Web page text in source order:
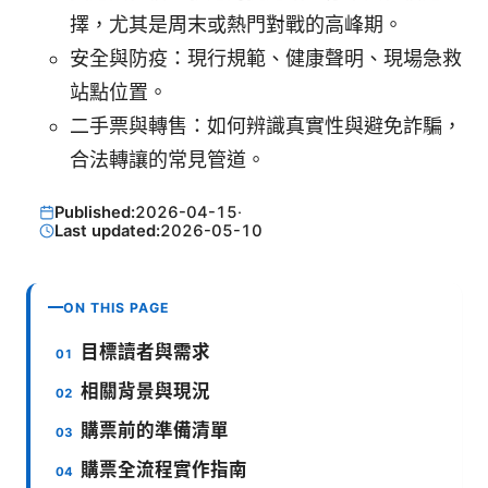
擇，尤其是周末或熱門對戰的高峰期。
安全與防疫：現行規範、健康聲明、現場急救
站點位置。
二手票與轉售：如何辨識真實性與避免詐騙，
合法轉讓的常見管道。
Published:2026-04-15·
Last updated:2026-05-10
ON THIS PAGE
目標讀者與需求
相關背景與現況
購票前的準備清單
購票全流程實作指南